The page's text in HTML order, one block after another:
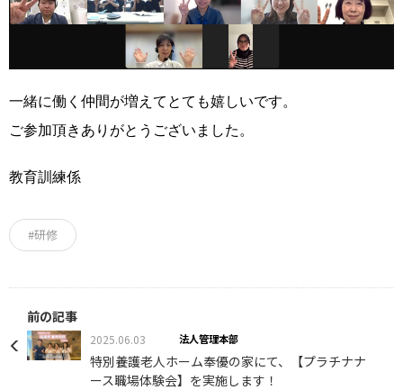
一緒に働く仲間が増えてとても嬉しいです。
ご参加頂きありがとうございました。
教育訓練係
#研修
前の記事
2025.06.03 法人管理本部
特別養護老人ホーム奉優の家にて、【プラチナナ
ース職場体験会】を実施します！